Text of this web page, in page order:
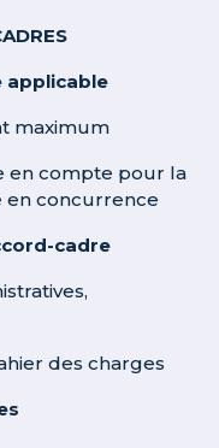
applicable
maximum
en compte pour la
en concurrence
cadre
des charges